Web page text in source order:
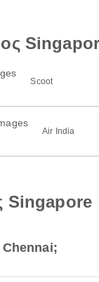
Scoot
Air India
Singapore
Chennai;